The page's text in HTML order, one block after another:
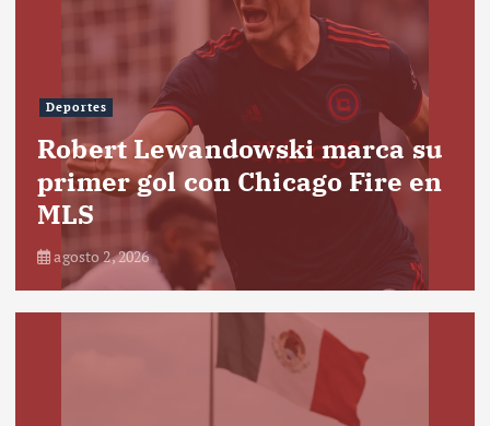
Deportes
Robert Lewandowski marca su
primer gol con Chicago Fire en
MLS
agosto 2, 2026